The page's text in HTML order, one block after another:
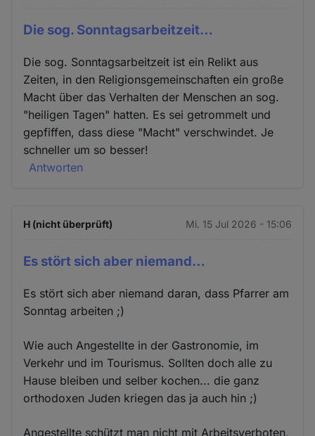
Die sog. Sonntagsarbeitzeit…
Die sog. Sonntagsarbeitzeit ist ein Relikt aus
Zeiten, in den Religionsgemeinschaften ein große
Macht über das Verhalten der Menschen an sog.
"heiligen Tagen" hatten. Es sei getrommelt und
gepfiffen, dass diese "Macht" verschwindet. Je
schneller um so besser!
Antworten
H (nicht überprüft) Mi. 15 Jul 2026 - 15:06
Es stört sich aber niemand…
Es stört sich aber niemand daran, dass Pfarrer am
Sonntag arbeiten ;)
Wie auch Angestellte in der Gastronomie, im
Verkehr und im Tourismus. Sollten doch alle zu
Hause bleiben und selber kochen... die ganz
orthodoxen Juden kriegen das ja auch hin ;)
Angestellte schützt man nicht mit Arbeitsverboten,